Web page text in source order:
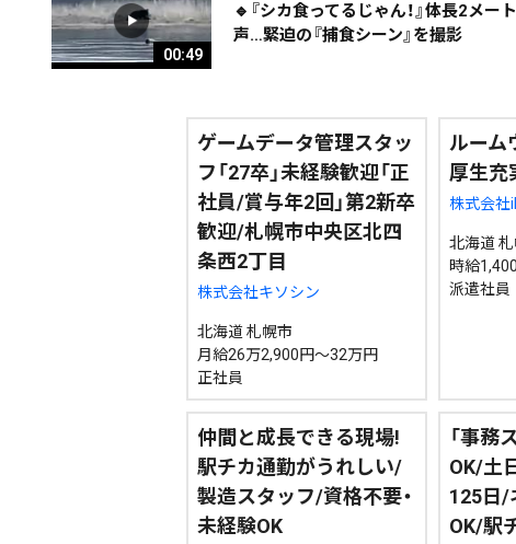
00:49
🔹『シカ食ってるじゃん！』体長2メ
声…緊迫の『捕食シーン』を撮影
ゲームデータ管理スタッ
フ「27卒」未経験歓迎「正
社員/賞与年2回」第2新卒
歓迎/札幌市中央区北四
条西2丁目
株式会社キソシン
北海道 札幌市
月給26万2,900円～32万円
正社員
ルーム
厚生充
株式会社
北海道
時給
派遣社員
仲間と成長できる現場!
駅チカ通勤がうれしい/
製造スタッフ/資格不要・
未経験OK
「事務
OK/土
125日/
OK/駅
カテゴリで絞る